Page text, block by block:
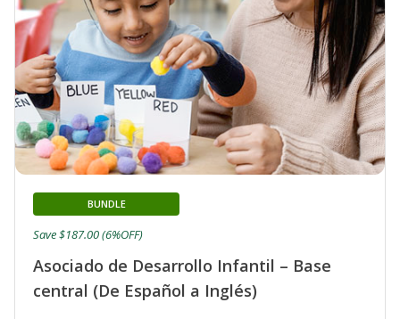
Asociado de Desarrollo Infantil – Base
central (De Español a Inglés)
BUNDLE
Save $187.00 (6%OFF)